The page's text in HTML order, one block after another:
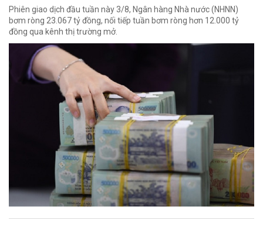
Phiên giao dịch đầu tuần này 3/8, Ngân hàng Nhà nước (NHNN)
bơm ròng 23.067 tỷ đồng, nối tiếp tuần bơm ròng hơn 12.000 tỷ
đồng qua kênh thị trường mở.